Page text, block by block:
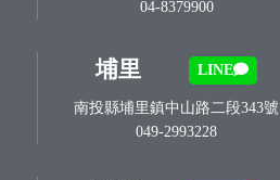
04-8379900
埔里 LINE
南投縣埔里鎮中山路二段343號
049-2993228